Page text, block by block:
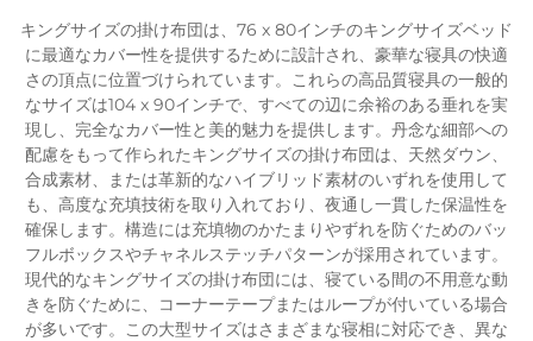
キングサイズの掛け布団は、76 x 80インチのキングサイズベッド
に最適なカバー性を提供するために設計され、豪華な寝具の快適
さの頂点に位置づけられています。これらの高品質寝具の一般的
なサイズは104 x 90インチで、すべての辺に余裕のある垂れを実
現し、完全なカバー性と美的魅力を提供します。丹念な細部への
配慮をもって作られたキングサイズの掛け布団は、天然ダウン、
合成素材、または革新的なハイブリッド素材のいずれを使用して
も、高度な充填技術を取り入れており、夜通し一貫した保温性を
確保します。構造には充填物のかたまりやずれを防ぐためのバッ
フルボックスやチャネルステッチパターンが採用されています。
現代的なキングサイズの掛け布団には、寝ている間の不用意な動
きを防ぐために、コーナーテープまたはループが付いている場合
が多いです。この大型サイズはさまざまな寝相に対応でき、異な